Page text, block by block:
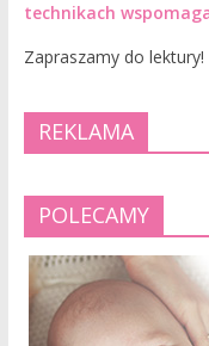
technikach
Zapraszamy do lektury!
REKLAMA
POLECAMY